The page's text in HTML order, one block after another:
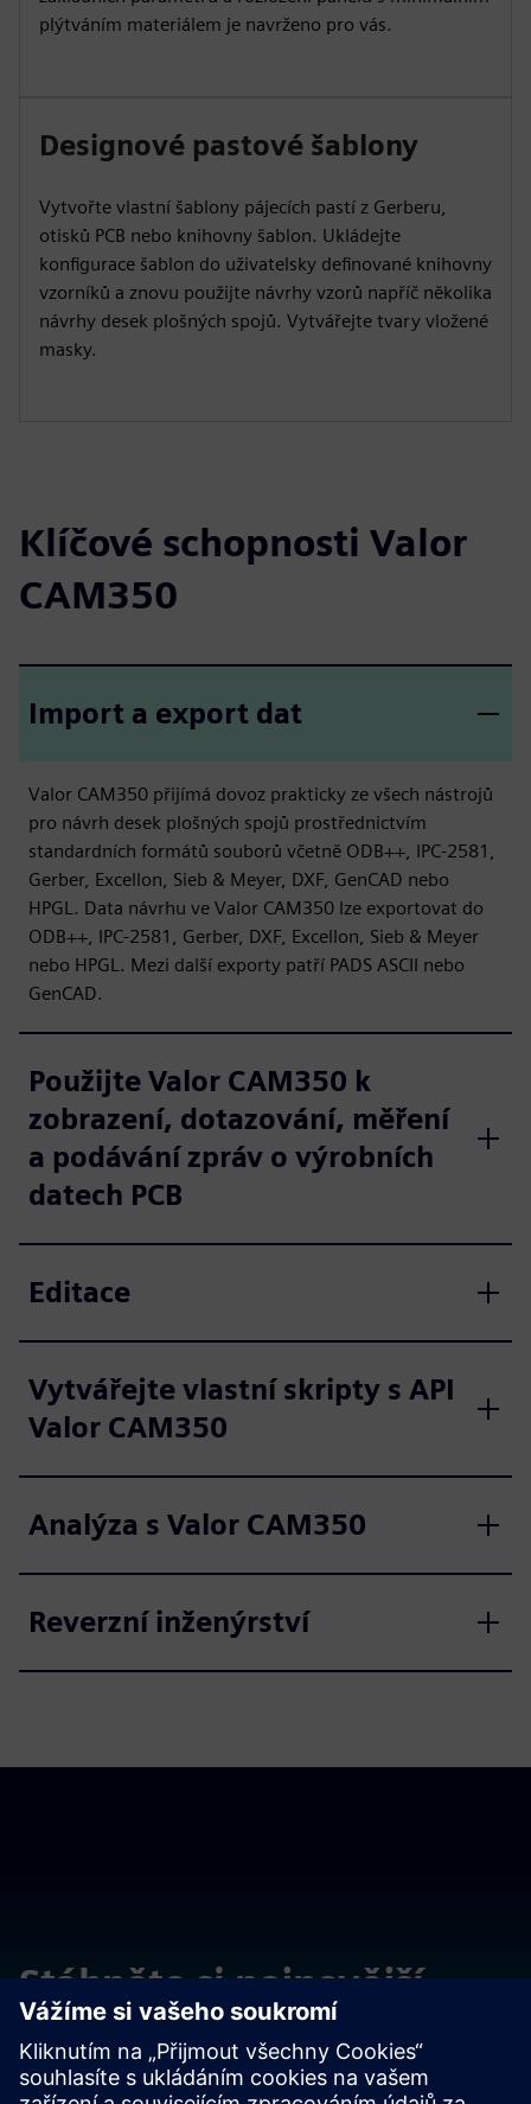
plýtváním materiálem je navrženo pro vás.
Designové pastové šablony
Vytvořte vlastní šablony pájecích pastí z Gerberu,
otisků PCB nebo knihovny šablon. Ukládejte
konfigurace šablon do uživatelsky definované knihovny
vzorníků a znovu použijte návrhy vzorů napříč několika
návrhy desek plošných spojů. Vytvářejte tvary vložené
masky.
Klíčové schopnosti Valor
CAM350
Import a export dat
Valor CAM350 přijímá dovoz prakticky ze všech nástrojů
pro návrh desek plošných spojů prostřednictvím
standardních formátů souborů včetně ODB++, IPC-2581,
Gerber, Excellon, Sieb & Meyer, DXF, GenCAD nebo
HPGL. Data návrhu ve Valor CAM350 lze exportovat do
ODB++, IPC-2581, Gerber, DXF, Excellon, Sieb & Meyer
nebo HPGL. Mezi další exporty patří PADS ASCII nebo
GenCAD.
Použijte Valor CAM350 k
zobrazení, dotazování, měření
a podávání zpráv o výrobních
datech PCB
Editace
Vytvářejte vlastní skripty s API
Valor CAM350
Analýza s Valor CAM350
Reverzní inženýrství
Stáhněte si nejnovější
verzi
Valor CAM350 verze 15.2 je nejnovější verze.Stáhnout z